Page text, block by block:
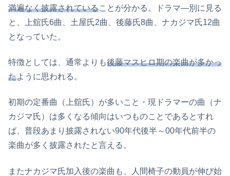
満遍なく披露されていることが分かる。ドラマ―別に見る
と、上舘氏6曲、土屋氏2曲、後藤氏8曲、ナカジマ氏12曲
となっていた。
特徴としては、通常よりも後藤マスヒロ期の楽曲が多かっ
たように思われる。
初期の定番曲（上舘氏）が多いこと・現ドラマーの曲（ナ
カジマ氏）は多くなる傾向はいつものことであるとすれ
ば、普段あまり披露されない90年代後半～00年代前半の
楽曲が多く披露されたと言える。
またナカジマ氏加入後の楽曲も、人間椅子の動員が伸び始